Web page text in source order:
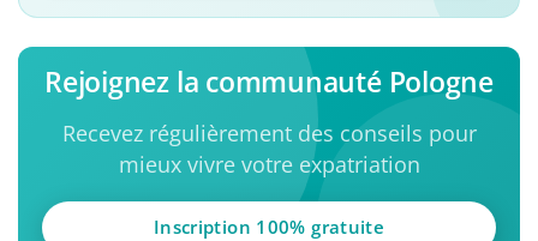
Rejoignez la communauté Pologne
Recevez régulièrement des conseils pour
mieux vivre votre expatriation
Inscription 100% gratuite